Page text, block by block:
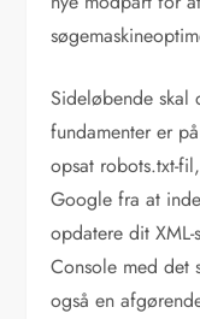
Sideløbende skal
fundamenter er
opsat robots.txt-
Google fra at
opdatere dit
Console med det
også en